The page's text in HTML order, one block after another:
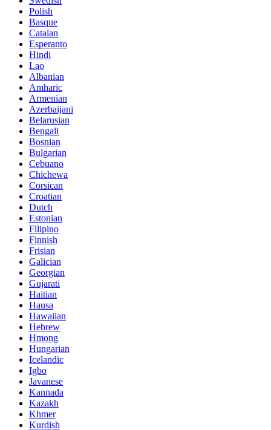
Polish
Basque
Catalan
Esperanto
Hindi
Lao
Albanian
Amharic
Armenian
Azerbaijani
Belarusian
Bengali
Bosnian
Bulgarian
Cebuano
Chichewa
Corsican
Croatian
Dutch
Estonian
Filipino
Finnish
Frisian
Galician
Georgian
Gujarati
Haitian
Hausa
Hawaiian
Hebrew
Hmong
Hungarian
Icelandic
Igbo
Javanese
Kannada
Kazakh
Khmer
Kurdish